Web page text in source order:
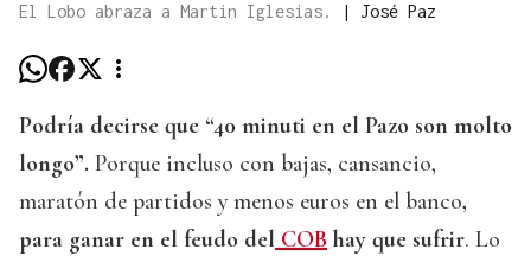
El Lobo abraza a Martin Iglesias. | José Paz
Podría decirse que “40 minuti en el Pazo son molto
longo”. Porque incluso con bajas, cansancio,
maratón de partidos y menos euros en el banco,
para ganar en el feudo del COB hay que sufrir. Lo